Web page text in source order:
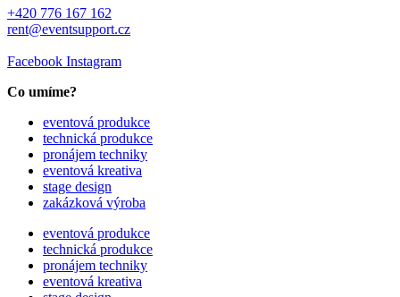
+420 776 167 162
rent@eventsupport.cz
Facebook Instagram
Co umíme?
eventová produkce
technická produkce
pronájem techniky
eventová kreativa
stage design
zakázková výroba
eventová produkce
technická produkce
pronájem techniky
eventová kreativa